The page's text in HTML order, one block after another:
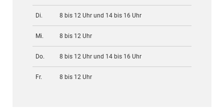
Di. 8 bis 12 Uhr und 14 bis 16 Uhr
Mi. 8 bis 12 Uhr
Do. 8 bis 12 Uhr und 14 bis 16 Uhr
Fr. 8 bis 12 Uhr